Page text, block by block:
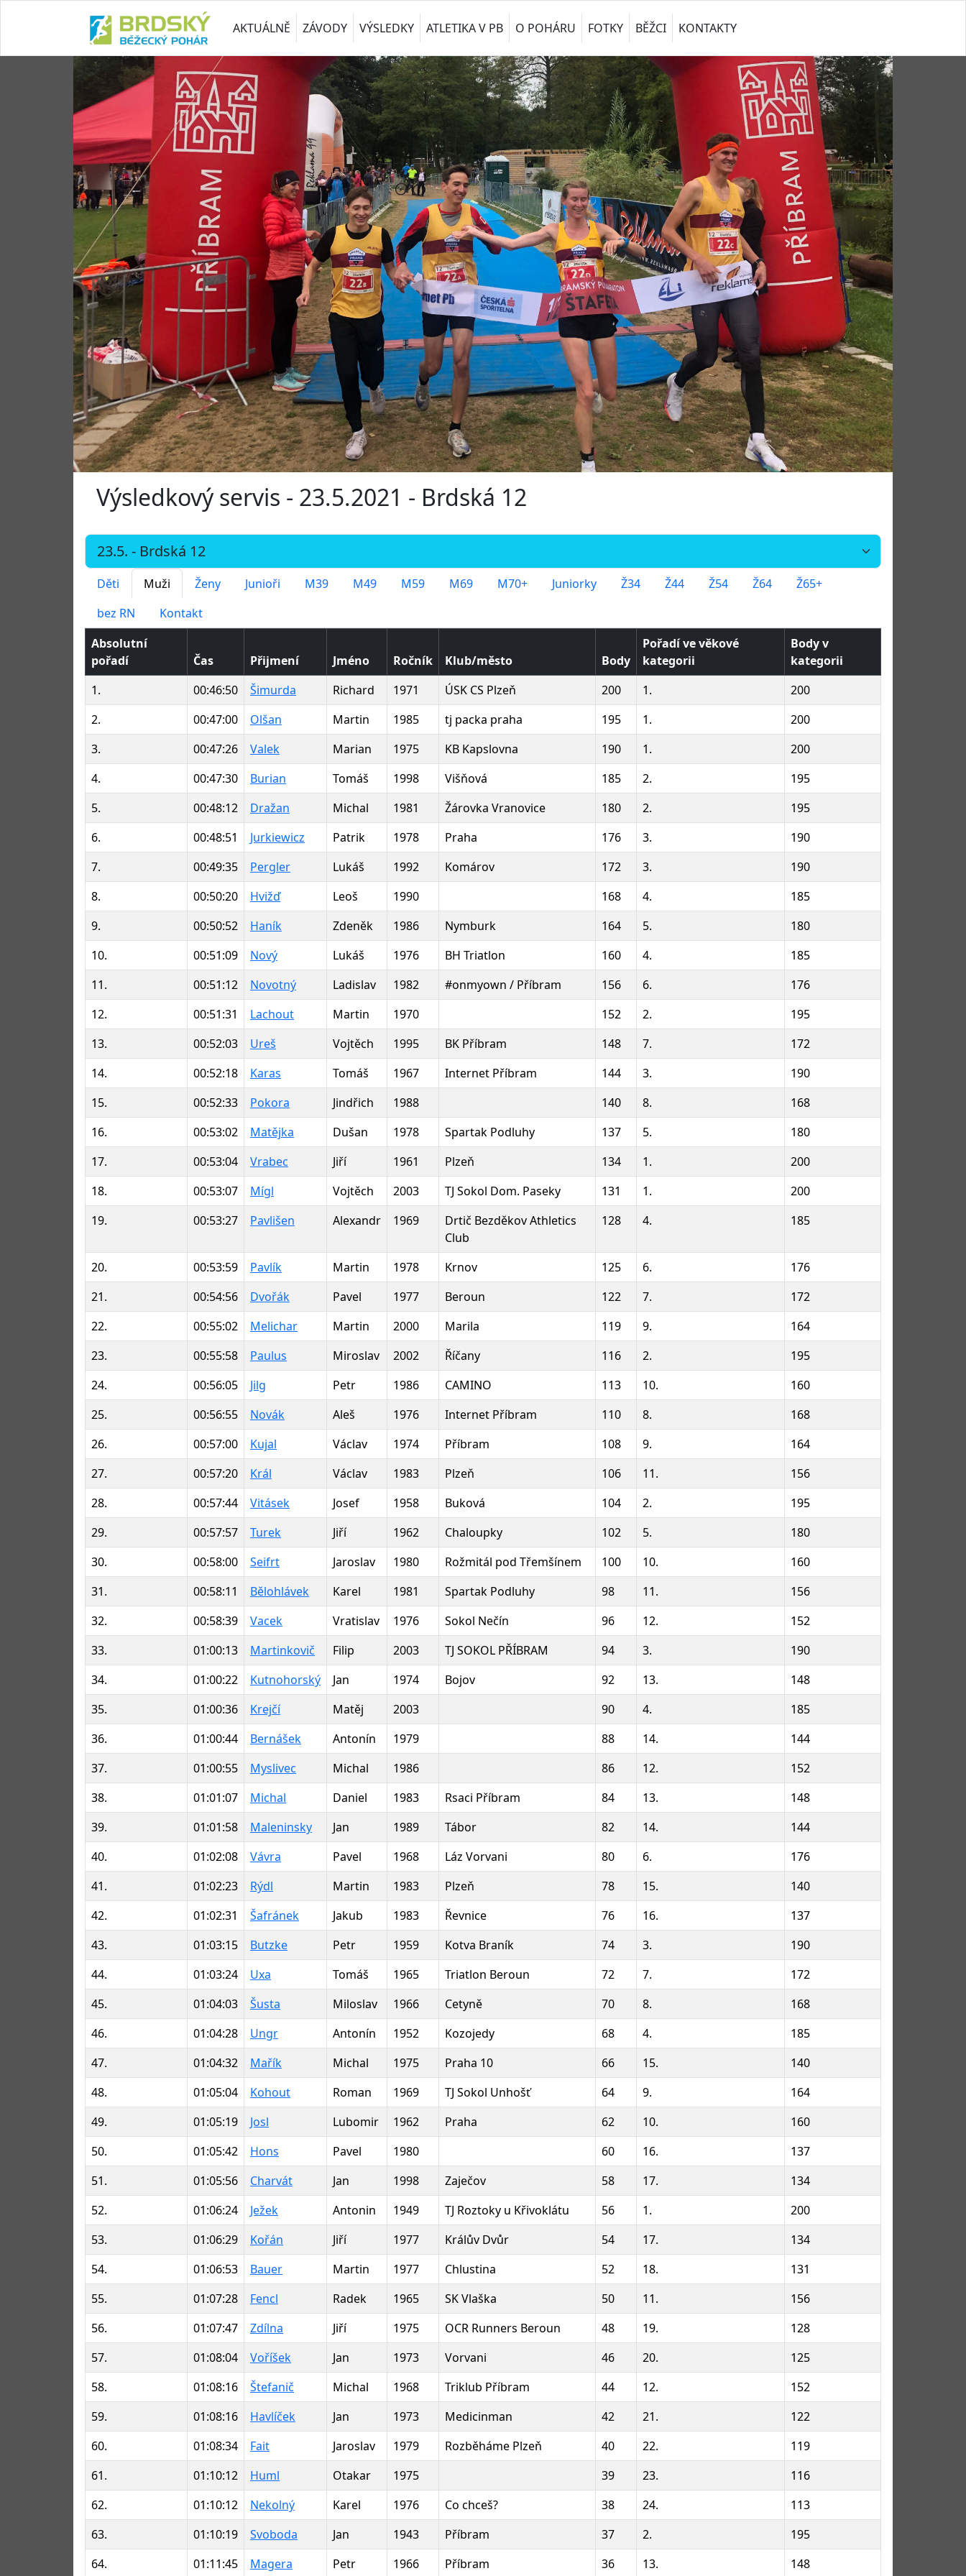
AKTUÁLNĚ ZÁVODY VÝSLEDKY ATLETIKA V PB O POHÁRU FOTKY BĚŽCI KONTAKTY
Výsledkový servis - 23.5.2021 - Brdská 12
Děti Muži Ženy Junioři M39 M49 M59 M69 M70+ Juniorky Ž34 Ž44 Ž54 Ž64
Ž65+
bez RN
Kontakt
Absolutní
pořadí
Čas Přijmení Jméno Ročník Klub/město Body
Pořadí ve věkové
kategorii
Body v
kategorii
1.
00:46:50 Šimurda Richard 1971 ÚSK CS Plzeň 200 1.
200
2.
00:47:00 Olšan Martin 1985 tj packa praha 195 1.
200
3.
00:47:26 Valek Marian 1975 KB Kapslovna 190 1.
200
4.
00:47:30 Burian Tomáš 1998 Višňová 185 2.
195
5.
00:48:12 Dražan Michal 1981 Žárovka Vranovice 180 2.
195
6.
00:48:51 Jurkiewicz Patrik 1978 Praha 176 3.
190
7.
00:49:35 Pergler Lukáš 1992 Komárov 172 3.
190
8.
00:50:20 Hvižď Leoš 1990 168 4.
185
9.
00:50:52 Haník Zdeněk 1986 Nymburk 164 5.
180
10.
00:51:09 Nový Lukáš 1976 BH Triatlon 160 4.
185
11.
00:51:12 Novotný Ladislav 1982 #onmyown / Příbram 156 6.
176
12.
00:51:31 Lachout Martin 1970 152 2.
195
13.
00:52:03 Ureš Vojtěch 1995 BK Příbram 148 7.
172
14.
00:52:18 Karas Tomáš 1967 Internet Příbram 144 3.
190
15.
00:52:33 Pokora Jindřich 1988 140 8.
168
16.
00:53:02 Matějka Dušan 1978 Spartak Podluhy 137 5.
180
17.
00:53:04 Vrabec Jiří 1961 Plzeň 134 1.
200
18.
00:53:07 Mígl Vojtěch 2003 TJ Sokol Dom. Paseky 131 1.
200
19.
00:53:27 Pavlišen Alexandr 1969
Drtič Bezděkov Athletics
Club
128 4. 185
20. 00:53:59 Pavlík Martin 1978 Krnov 125 6.
176
21.
00:54:56 Dvořák Pavel 1977 Beroun 122 7.
172
22.
00:55:02 Melichar Martin 2000 Marila 119 9.
164
23.
00:55:58 Paulus Miroslav 2002 Říčany 116 2.
195
24.
00:56:05 Jilg Petr 1986 CAMINO 113 10.
160
25.
00:56:55 Novák Aleš 1976 Internet Příbram 110 8.
168
26.
00:57:00 Kujal Václav 1974 Příbram 108 9.
164
27.
00:57:20 Král Václav 1983 Plzeň 106 11.
156
28.
00:57:44 Vitásek Josef 1958 Buková 104 2.
195
29.
00:57:57 Turek Jiří 1962 Chaloupky 102 5.
180
30.
00:58:00 Seifrt Jaroslav 1980 Rožmitál pod Třemšínem 100 10.
160
31.
00:58:11 Bělohlávek Karel 1981 Spartak Podluhy 98 11.
156
32.
00:58:39 Vacek Vratislav 1976 Sokol Nečín 96 12.
152
33.
01:00:13 Martinkovič Filip 2003 TJ SOKOL PŘÍBRAM 94 3.
190
34.
01:00:22 Kutnohorský Jan 1974 Bojov 92 13.
148
35.
01:00:36 Krejčí Matěj 2003 90 4.
185
36.
01:00:44 Bernášek Antonín 1979 88 14.
144
37.
01:00:55 Myslivec Michal 1986 86 12.
152
38.
01:01:07 Michal Daniel 1983 Rsaci Příbram 84 13.
148
39.
01:01:58 Maleninsky Jan 1989 Tábor 82 14.
144
40.
01:02:08 Vávra Pavel 1968 Láz Vorvani 80 6.
176
41.
01:02:23 Rýdl Martin 1983 Plzeň 78 15.
140
42.
01:02:31 Šafránek Jakub 1983 Řevnice 76 16.
137
43.
01:03:15 Butzke Petr 1959 Kotva Braník 74 3.
190
44.
01:03:24 Uxa Tomáš 1965 Triatlon Beroun 72 7.
172
45.
01:04:03 Šusta Miloslav 1966 Cetyně 70 8.
168
46.
01:04:28 Ungr Antonín 1952 Kozojedy 68 4.
185
47.
01:04:32 Mařík Michal 1975 Praha 10 66 15.
140
48.
01:05:04 Kohout Roman 1969 TJ Sokol Unhošť 64 9.
164
49.
01:05:19 Josl Lubomir 1962 Praha 62 10.
160
50.
01:05:42 Hons Pavel 1980 60 16.
137
51.
01:05:56 Charvát Jan 1998 Zaječov 58 17.
134
52.
01:06:24 Ježek Antonin 1949 TJ Roztoky u Křivoklátu 56 1.
200
53.
01:06:29 Kořán Jiří 1977 Králův Dvůr 54 17.
134
54.
01:06:53 Bauer Martin 1977 Chlustina 52 18.
131
55.
01:07:28 Fencl Radek 1965 SK Vlaška 50 11.
156
56.
01:07:47 Zdílna Jiří 1975 OCR Runners Beroun 48 19.
128
57.
01:08:04 Voříšek Jan 1973 Vorvani 46 20.
125
58.
01:08:16 Štefanič Michal 1968 Triklub Příbram 44 12.
152
59.
01:08:16 Havlíček Jan 1973 Medicinman 42 21.
122
60.
01:08:34 Fait Jaroslav 1979 Rozběháme Plzeň 40 22.
119
61.
01:10:12 Huml Otakar 1975 39 23.
116
62.
01:10:12 Nekolný Karel 1976 Co chceš? 38 24.
113
63.
01:10:19 Svoboda Jan 1943 Příbram 37 2.
195
64.
01:11:45 Magera Petr 1966 Příbram 36 13. 148